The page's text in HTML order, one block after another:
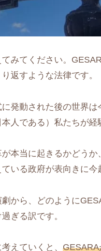
みてください。
返すような法律です。
発動された後の世界
人である）私たちが
本当に起きるかどう
いる政府が表向きに
から、どのように
ぎる訳です。
えていくと、